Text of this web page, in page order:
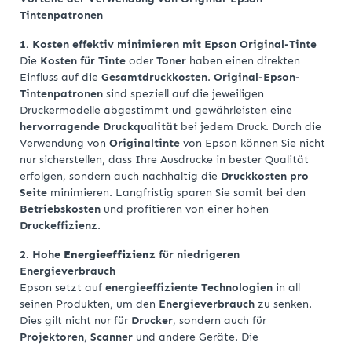
Tintenpatronen
1. Kosten effektiv minimieren mit Epson Original-Tinte
Die Kosten für Tinte oder Toner haben einen direkten
Einfluss auf die Gesamtdruckkosten. Original-Epson-
Tintenpatronen sind speziell auf die jeweiligen
Druckermodelle abgestimmt und gewährleisten eine
hervorragende Druckqualität bei jedem Druck. Durch die
Verwendung von Originaltinte von Epson können Sie nicht
nur sicherstellen, dass Ihre Ausdrucke in bester Qualität
erfolgen, sondern auch nachhaltig die Druckkosten pro
Seite minimieren. Langfristig sparen Sie somit bei den
Betriebskosten und profitieren von einer hohen
Druckeffizienz.
2. Hohe Energieeffizienz für niedrigeren
Energieverbrauch
Epson setzt auf energieeffiziente Technologien in all
seinen Produkten, um den Energieverbrauch zu senken.
Dies gilt nicht nur für Drucker, sondern auch für
Projektoren, Scanner und andere Geräte. Die